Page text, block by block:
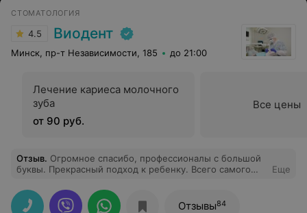
что быстро записала нас!
СТОМАТОЛОГИЯ
4.5 Виодент
Минск, пр-т Независимости, 185 до 21:00
Лечение кариеса молочного
зуба
от 90 руб.
Все цены
Отзыв. Огромное спасибо, профессионалы с большой
буквы. Прекрасный подход к ребенку. Всего самого
Еще
Отзывы84